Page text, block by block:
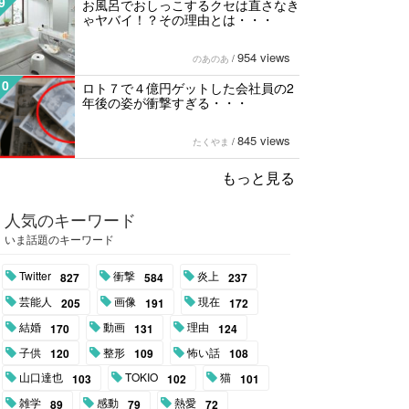
お風呂でおしっこするクセは直さなき
ゃヤバイ！？その理由とは・・・
のあのあ / 954 views
ロト７で４億円ゲットした会社員の2
年後の姿が衝撃すぎる・・・
たくやま / 845 views
もっと見る
人気のキーワード
いま話題のキーワード
Twitter 827 衝撃 584 炎上 237
芸能人 205 画像 191 現在 172
結婚 170 動画 131 理由 124
子供 120 整形 109 怖い話 108
山口達也 103 TOKIO 102 猫 101
雑学 89 感動 79 熱愛 72